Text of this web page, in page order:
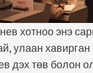
хотноо энэ
улаан
төв болон